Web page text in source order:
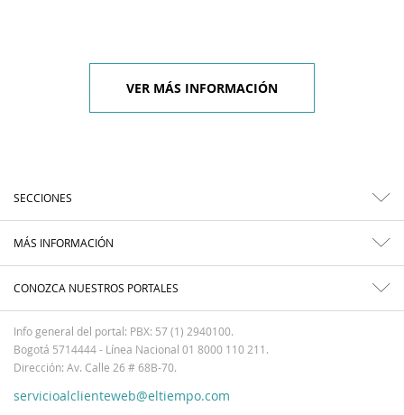
VER MÁS INFORMACIÓN
SECCIONES
MÁS INFORMACIÓN
CONOZCA NUESTROS PORTALES
Info general del portal: PBX: 57 (1) 2940100.
Bogotá 5714444 - Línea Nacional 01 8000 110 211.
Dirección: Av. Calle 26 # 68B-70.
servicioalclienteweb@eltiempo.com